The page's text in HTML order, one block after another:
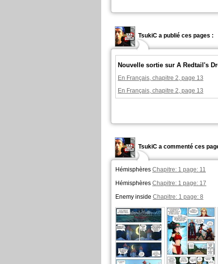
TsukiC a publié ces pages :
Nouvelle sortie sur A Redtail's
En Français, chapitre 2, page 13
En Français, chapitre 2, page 13
TsukiC a commenté ces
Hémisphères Chapitre: 1 page: 11
Hémisphères Chapitre: 1 page: 17
Enemy inside Chapitre: 1 page: 8